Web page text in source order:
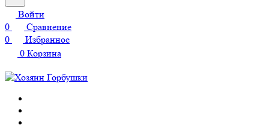
Войти
0
Сравнение
0
Избранное
0 Корзина